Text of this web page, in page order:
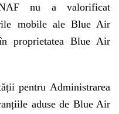
nu a valorificat
mobile ale Blue Air
proprietatea Blue Air
pentru Administrarea
aduse de Blue Air